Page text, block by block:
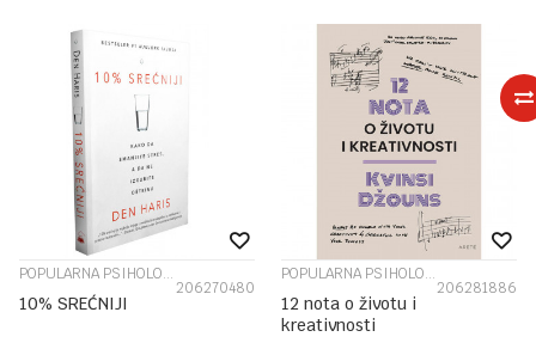
POPULARNA PSIHOLOGIJA
206270480
10% SREĆNIJI
POPULARNA PSIHOLOGIJA
206281886
12 nota o životu i
kreativnosti